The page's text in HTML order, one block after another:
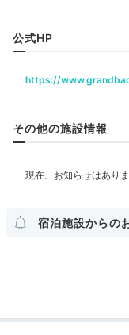
ー。どれも美しく美味
シ・ヨロイヅカ監修の
Relax
寛ぎのバスタ
その他館内施設
入浴剤 タオル バ
公式HP
https://
その他の施設情報
宿泊施設からの